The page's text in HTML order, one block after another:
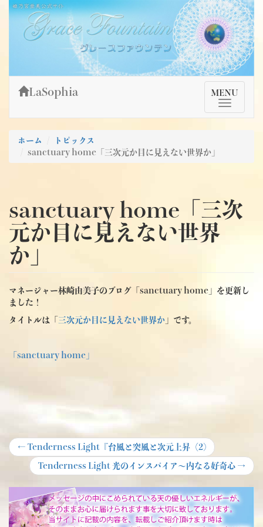
Skip
content
姫乃宮亜美公式サイト～Grace Fountain～
グレースファウンテン
TMenu
MENU
LaSophia
ホーム
トピックス
sanctuary home「三次元か目に見えない世界か」
sanctuary home「三次
元か目に見えない世界
か」
マネージャー林崎由美子のブログ「sanctuary home」を更新し
ました！
タイトルは「 三次元か目に見えない世界か 」です。
「sanctuary home」
投
ナ
ビ
← Previous
post:
Tenderness Light『台風と突風と次元上昇（2)
Next
post:
Tenderness Light 光のインスパイア～内なる好奇心 →